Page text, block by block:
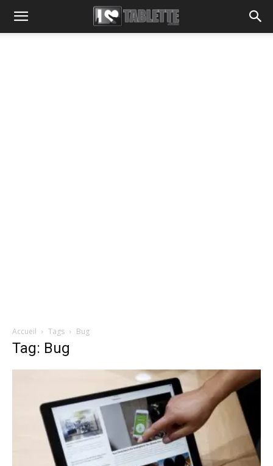
Accueil Tags Bug
Tag: Bug